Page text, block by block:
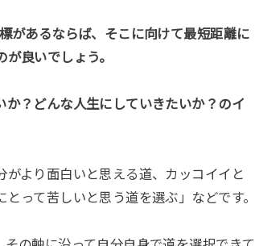
があるならば、そこに向けて最短距離に
良いでしょう。
？どんな人生にしていきたいか？のイ
より面白いと思える道、カッコイイと
って苦しいと思う道を選ぶ」などです。